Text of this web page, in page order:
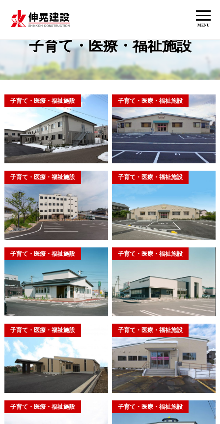
MENU
子育て・医療・福祉施設
子育て・医療・福祉施設 子育て・医療・福祉施設
子育て・医療・福祉施設 子育て・医療・福祉施設
子育て・医療・福祉施設 子育て・医療・福祉施設
子育て・医療・福祉施設 子育て・医療・福祉施設
子育て・医療・福祉施設 子育て・医療・福祉施設